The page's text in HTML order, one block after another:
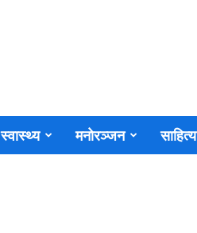
स्वास्थ्य मनोरञ्जन साहित्य